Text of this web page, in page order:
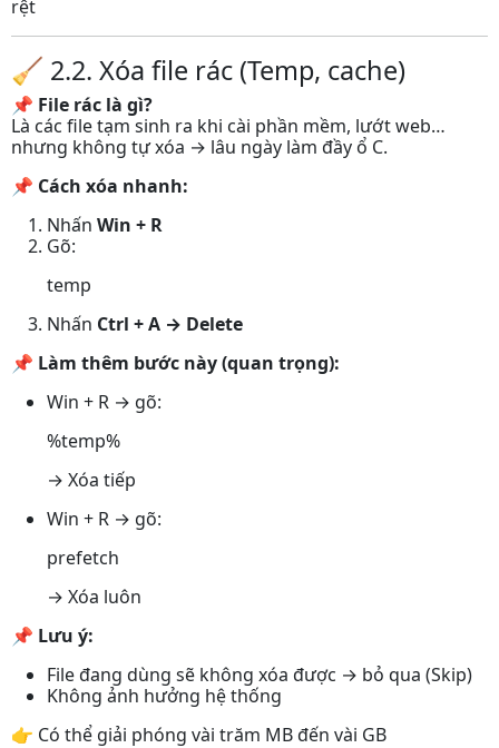
rệt
🧹 2.2. Xóa file rác (Temp, cache)
📌 File rác là gì?
Là các file tạm sinh ra khi cài phần mềm, lướt web…
nhưng không tự xóa → lâu ngày làm đầy ổ C.
📌 Cách xóa nhanh:
Nhấn Win + R
Gõ:
temp
Nhấn Ctrl + A → Delete
📌 Làm thêm bước này (quan trọng):
Win + R → gõ:
%temp%
→ Xóa tiếp
Win + R → gõ:
prefetch
→ Xóa luôn
📌 Lưu ý:
File đang dùng sẽ không xóa được → bỏ qua (Skip)
Không ảnh hưởng hệ thống
👉 Có thể giải phóng vài trăm MB đến vài GB